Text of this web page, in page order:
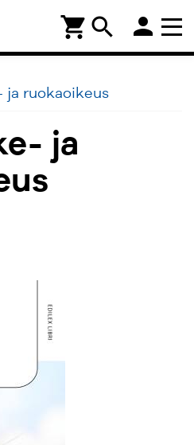
search
shopping_cart person
ja ruokaoikeus
ja